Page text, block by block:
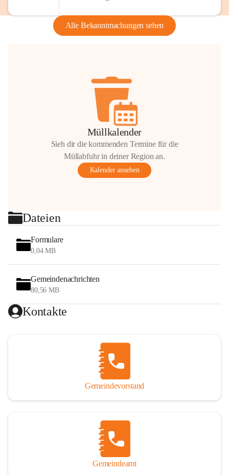
Alle Bekanntmachungen sehen
Müllkalender
Sieh dir die kommenden Termine für die
Müllabfuhr in deiner Region an.
Kalender ansehen
Dateien
Formulare
0,04 MB
Gemeindenachrichten
80,56 MB
Kontakte
Gemeindevorstand
Gemeindeamt